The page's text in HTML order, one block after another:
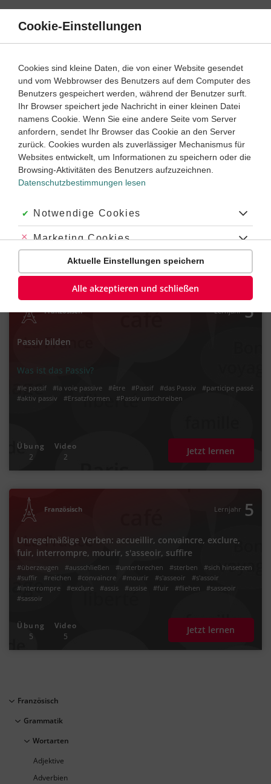
Direkt
Inhalt
Lernwege mit Erklär- und Anleitungsvideos
Französisch Lernjahr
Gérondif bilden
#Gerundium
Übung
Video
Jetzt lernen
Französisch Lernjahr 5
Passiv bilden
Was ist das Passiv?
#le passif #la voie passive #être #Passif #das Passiv
#participe passé
#aktiv passiv
#Ersatzformen #Passiv umschreiben
Übung
2
Video
2
Jetzt lernen
Französisch Lernjahr 5
Unregelmäßige Verben: accueillir, convaincre, exclure,
fuir, interrompre, mourir, s'asseoir, suffire
#überzeugen #ausschließen #unterbrechen #sterben
#sich hinsetzen
#suffir
#reichen #convaincre #mourir #s'asseoir
#s'assoir
#interrompre
#exclure #assis #assise #fuir #fliehen
#sasseoir
#sassoir
Übung
5
Video
5
Jetzt lernen
Französisch
Grammatik
Wortarten
Adjektive
Adverbien
Cookie-Einstellungen
Cookies sind kleine Daten, die von einer Website gesendet
und vom Webbrowser des Benutzers auf dem Computer des
Benutzers gespeichert werden, während der Benutzer surft.
Ihr Browser speichert jede Nachricht in einer kleinen Datei
namens Cookie. Wenn Sie eine andere Seite vom Server
anfordern, sendet Ihr Browser das Cookie an den Server
zurück. Cookies wurden als zuverlässiger Mechanismus für
Websites entwickelt, um Informationen zu speichern oder die
Browsing-Aktivitäten des Benutzers aufzuzeichnen.
Datenschutzbestimmungen lesen
Akzeptiert:
Notwendige Cookies
Abgelehnt:
Marketing Cookies
Abgelehnt:
Personalisierungs-Cookies
Aktuelle Einstellungen speichern
Alle akzeptieren und schließen